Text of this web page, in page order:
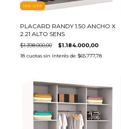
15% OFF
PLACARD RANDY 1.50 ANCHO X
2.21 ALTO SENS
$1.398.000,00 $1.184.000,00
18 cuotas sin interés de $65.777,78